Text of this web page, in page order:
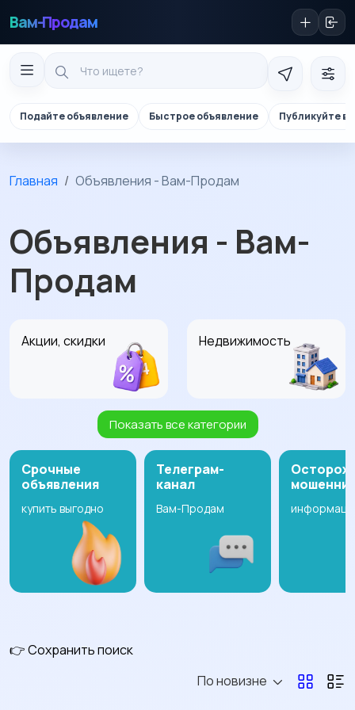
Вам-Продам
Подайте объявление Быстрое объявление Публикуйте в
Главная Объявления - Вам-Продам
Объявления - Вам-
Продам
Акции, скидки Недвижимость
Услуги
Показать все категории
Срочные
объявления
купить выгодно
Телеграм-
канал
Вам-Продам
👉 Сохранить поиск
По новизне